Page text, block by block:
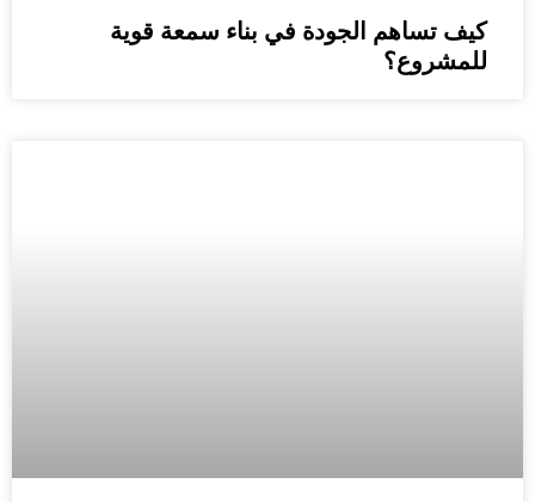
كيف تساهم الجودة في بناء سمعة قوية
للمشروع؟